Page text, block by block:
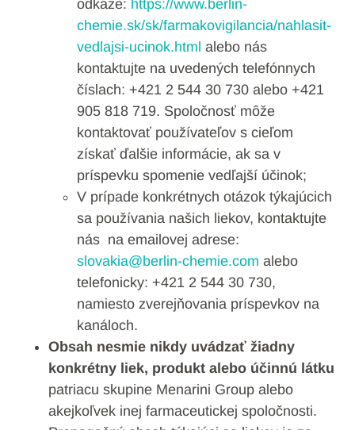
odkaze: https://www.berlin-
chemie.sk/sk/farmakovigilancia/nahlasit-
vedlajsi-ucinok.html alebo nás
kontaktujte na uvedených telefónnych
číslach: +421 2 544 30 730 alebo +421
905 818 719. Spoločnosť môže
kontaktovať používateľov s cieľom
získať ďalšie informácie, ak sa v
príspevku spomenie vedľajší účinok;
V prípade konkrétnych otázok týkajúcich
sa používania našich liekov, kontaktujte
nás na emailovej adrese:
slovakia@berlin-chemie.com alebo
telefonicky: +421 2 544 30 730,
namiesto zverejňovania príspevkov na
kanáloch.
Obsah nesmie nikdy uvádzať žiadny
konkrétny liek, produkt alebo účinnú látku
patriacu skupine Menarini Group alebo
akejkoľvek inej farmaceutickej spoločnosti.